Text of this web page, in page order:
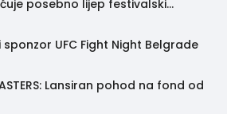
posebno lijep festivalski
UFC Fight Night Belgrade
Lansiran pohod na fond od